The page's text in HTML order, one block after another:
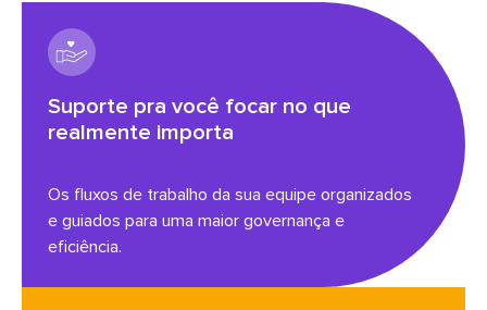
Suporte pra você focar no que
realmente importa
Os fluxos de trabalho da sua equipe organizados
e guiados para uma maior governança e
eficiência.